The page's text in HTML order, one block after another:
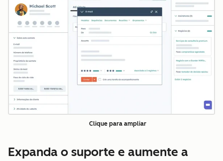
Clique para ampliar
Expanda o suporte e aumente a